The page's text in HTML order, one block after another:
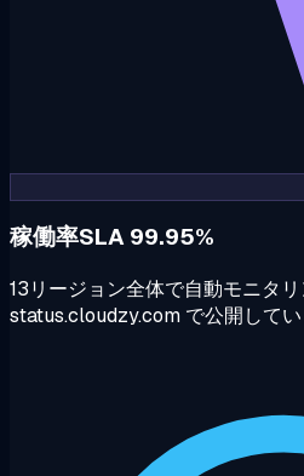
稼働率SLA 99.95%
13リージョン全体で自動モニタ
status.cloudzy.com で公開してい